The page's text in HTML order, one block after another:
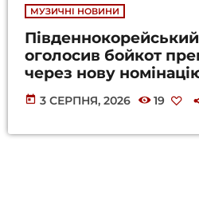
МУЗИЧНІ НОВИНИ
оголосив бойкот
через нову
today 3 СЕРПНЯ, 2026 19